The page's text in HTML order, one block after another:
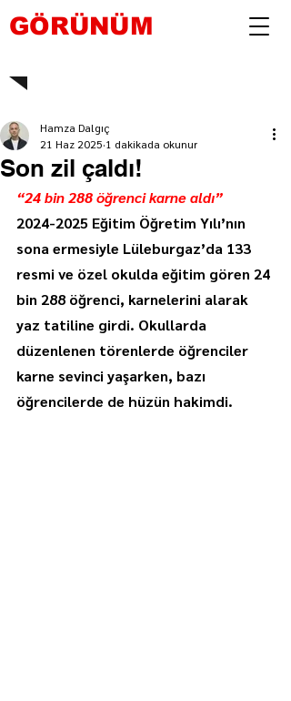
GÖRÜNÜM
Son zil çaldı!
Hamza Dalgıç
21 Haz 2025 1 dakikada okunur
“24 bin 288 öğrenci karne aldı”
2024-2025 Eğitim Öğretim Yılı’nın
sona ermesiyle Lüleburgaz’da 133
resmi ve özel okulda eğitim gören 24
bin 288 öğrenci, karnelerini alarak
yaz tatiline girdi. Okullarda
düzenlenen törenlerde öğrenciler
karne sevinci yaşarken, bazı
öğrencilerde de hüzün hakimdi.